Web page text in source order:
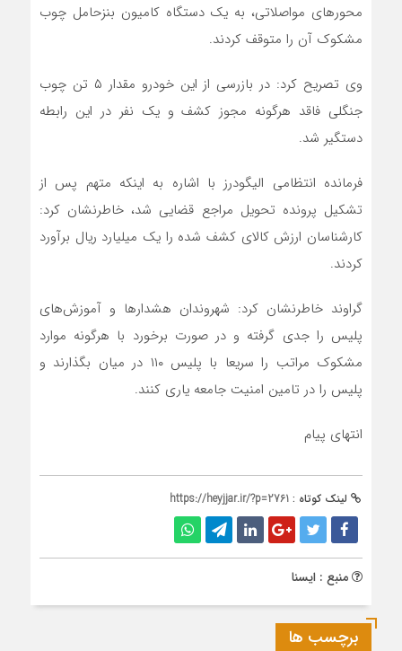
محورهای مواصلاتی، به یک دستگاه کامیون بنزحامل چوب
مشکوک آن را متوقف کردند.
وی تصریح کرد: در بازرسی از این خودرو مقدار ۵ تن چوب
جنگلی فاقد هرگونه مجوز کشف و یک نفر در این رابطه
دستگیر شد.
فرمانده انتظامی الیگودرز با اشاره به اینکه متهم پس از
تشکیل پرونده تحویل مراجع قضایی شد، خاطرنشان کرد:
کارشناسان ارزش کالای کشف شده را یک میلیارد ریال برآورد
کردند.
گراوند خاطرنشان کرد: شهروندان هشدارها و آموزش‌های
پلیس را جدی گرفته و در صورت برخورد با هرگونه موارد
مشکوک مراتب را سریعا با پلیس ۱۱۰ در میان بگذارند و
پلیس را در تامین امنیت جامعه یاری کنند.
انتهای پیام
لینک کوتاه : https://heyjjar.ir/?p=2761
منبع : ایسنا
برچسب ها